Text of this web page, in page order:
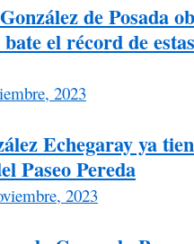
de Posada
el récord de
2023
Echegaray ya
Paseo Pereda
2023